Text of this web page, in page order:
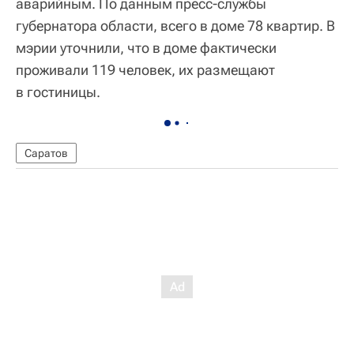
аварийным. По данным пресс-службы
губернатора области, всего в доме 78 квартир. В
мэрии уточнили, что в доме фактически
проживали 119 человек, их размещают
в гостиницы.
Саратов